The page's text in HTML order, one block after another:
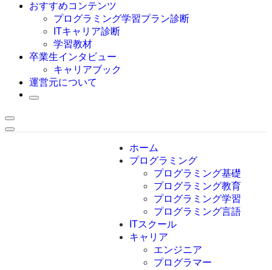
Swift
Ruby
その他言語
おすすめコンテンツ
プログラミング学習プラン診断
ITキャリア診断
学習教材
卒業生インタビュー
キャリアブック
運営元について
ホーム
プログラミング
プログラミング基礎
プログラミング教育
プログラミング学習
プログラミング言語
C言語
C#
ITスクール
キャリア
エンジニア
プログラマー